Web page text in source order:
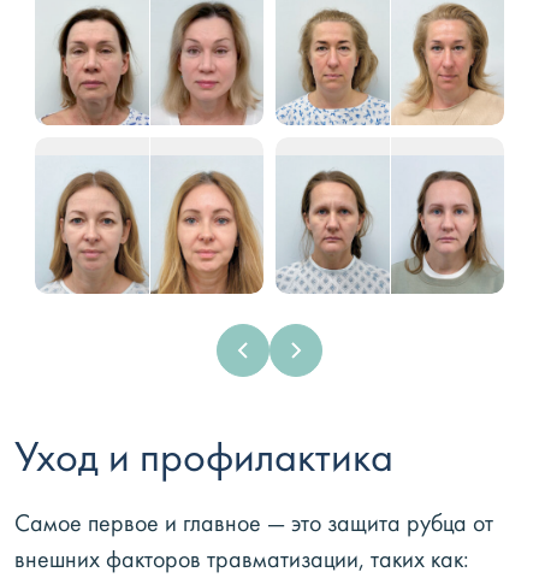
Уход и профилактика
Самое первое и главное — это защита рубца от
внешних факторов травматизации, таких как: